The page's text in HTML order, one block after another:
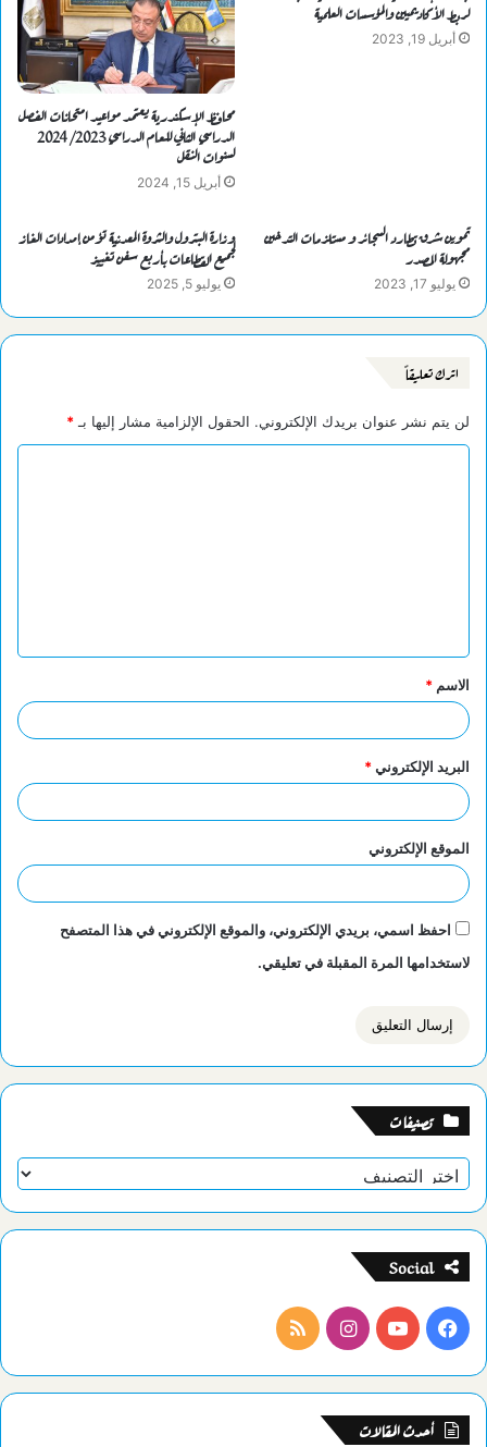
لربط الأكاديميين والمؤسسات العلمية
أبريل 19, 2023
محافظ الإسكندرية يعتمد مواعيد امتحانات الفصل
الدراسي الثاني للعام الدراسي 2023/ 2024
لسنوات النقل
أبريل 15, 2024
تموين شرق تطارد السجائر و مستلزمات التدخين
مجهولة المصدر
يوليو 17, 2023
وزارة البترول والثروة المعدنية تؤمن إمدادات الغاز
لجميع القطاعات بأربع سفن تغييز
يوليو 5, 2025
اترك تعليقاً
لن يتم نشر عنوان بريدك الإلكتروني. الحقول الإلزامية مشار إليها بـ *
ق
*
الاسم *
البريد الإلكتروني*
الموقع الإلكتروني
احفظ اسمي، بريدي الإلكتروني، والموقع الإلكتروني في هذا المتصفح
لاستخدامها المرة المقبلة في تعليقي.
تصنيفات
تصنيفات
Social
فيسبوكيوتيوبانستقرامملخص
الموقع
أحدث المقالات